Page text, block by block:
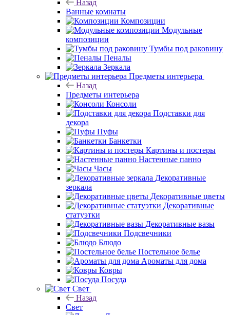
Назад
Ванные комнаты
Композиции
Модульные
композиции
Тумбы под раковину
Пеналы
Зеркала
Предметы интерьера
Назад
Предметы интерьера
Консоли
Подставки для
декора
Пуфы
Банкетки
Картины и постеры
Настенные панно
Часы
Декоративные
зеркала
Декоративные цветы
Декоративные
статуэтки
Декоративные вазы
Подсвечники
Блюдо
Постельное белье
Ароматы для дома
Ковры
Посуда
Свет
Назад
Свет